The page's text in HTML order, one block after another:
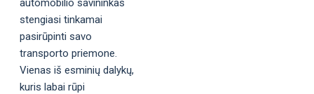
automobilio savininkas
stengiasi tinkamai
pasirūpinti savo
transporto priemone.
Vienas iš esminių dalykų,
kuris labai rūpi